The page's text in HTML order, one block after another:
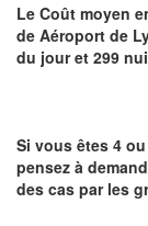
Le Coût moyen
de Aéroport de
du jour et 299
Si vous êtes 4
pensez à
des cas par les